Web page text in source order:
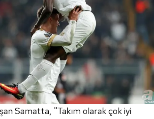
Samatta, "Takım olarak çok iyi